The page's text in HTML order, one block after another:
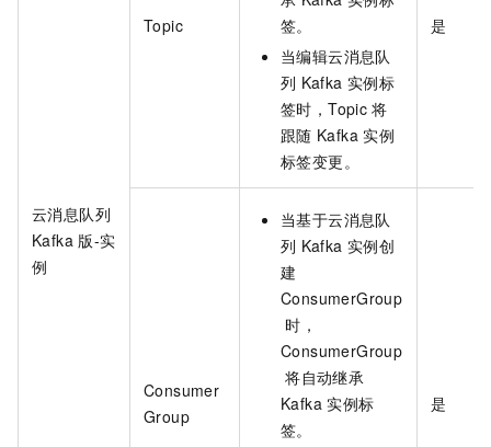
云消息队列
Kafka 版-实
例
Topic
签。
当编辑云消息队
列 Kafka 实例标
签时，Topic 将
跟随 Kafka 实例
标签变更。
是
Consumer
Group
当基于云消息队
列 Kafka 实例创
建
ConsumerGroup
时，
ConsumerGroup
将自动继承
Kafka 实例标
签。
是